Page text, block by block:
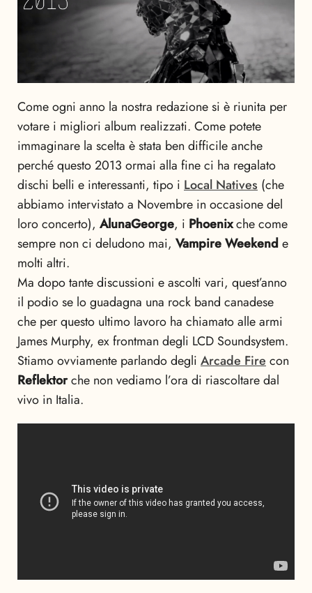
Come ogni anno la nostra redazione si è riunita per
votare i migliori album realizzati. Come potete
immaginare la scelta è stata ben difficile anche
perché questo 2013 ormai alla fine ci ha regalato
dischi belli e interessanti, tipo i Local Natives (che
abbiamo intervistato a Novembre in occasione del
loro concerto), AlunaGeorge, i Phoenixche come
sempre non ci deludono mai, Vampire Weekende
molti altri.
Ma dopo tante discussioni e ascolti vari, quest’anno
il podio se lo guadagna una rock band canadese
che per questo ultimo lavoro ha chiamato alle armi
James Murphy, ex frontman degli LCD Soundsystem.
Stiamo ovviamente parlando degli Arcade Fire con
Reflektorche non vediamo l’ora di riascoltare dal
vivo in Italia.